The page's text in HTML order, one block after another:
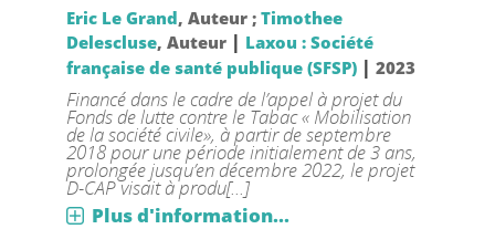
Eric Le Grand, Auteur ; Timothee
Delescluse, Auteur | Laxou : Société
française de santé publique (SFSP)| 2023
Financé dans le cadre de l’appel à projet du
Fonds de lutte contre le Tabac « Mobilisation
de la société civile», à partir de septembre
2018 pour une période initialement de 3 ans,
prolongée jusqu’en décembre 2022, le projet
D-CAP visait à produ[...]
Plus d'information...